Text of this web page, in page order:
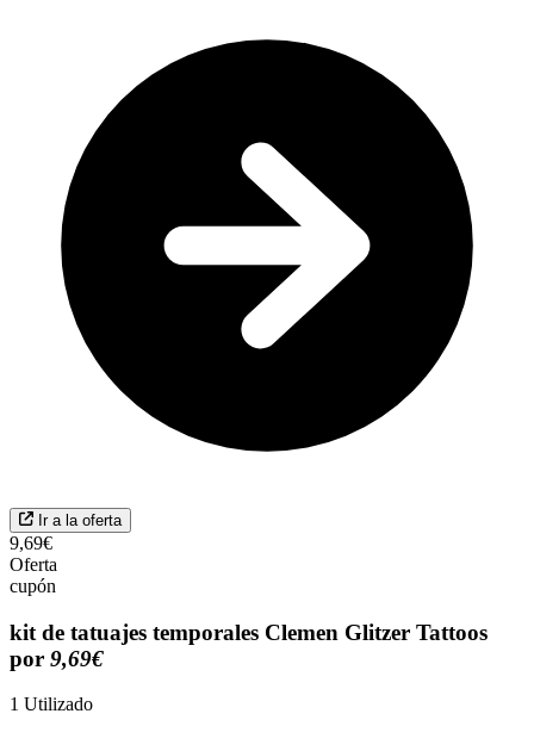
Ir a la oferta
9,69€
Oferta
cupón
kit de tatuajes temporales Clemen Glitzer Tattoos
por 9,69€
1 Utilizado